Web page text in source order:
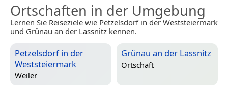
Ortschaften in der Umgebung
Lernen Sie Reiseziele wie Petzelsdorf in der Weststeiermark
und Grünau an der Lassnitz kennen.
Petzelsdorf in der
Weststeiermark
Weiler
Grünau an der Lassnitz
Ortschaft